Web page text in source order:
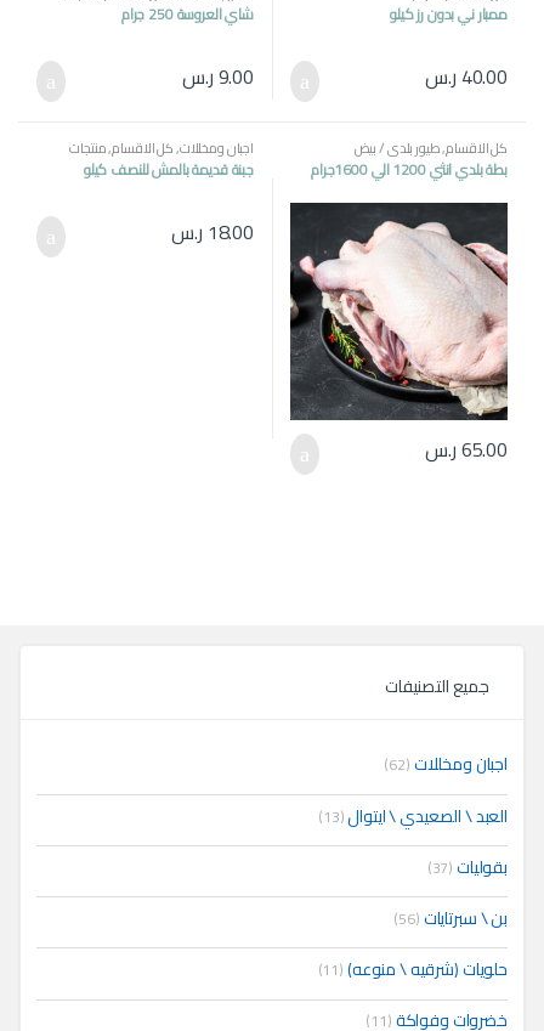
ممبار ني بدون رز كيلو
40.00 ر.س
مصرية
شاي العروسة 250 جرام
9.00ر.س
كل الاقسام,طيور بلدي / بيض
بطة بلدي انثي 1200 الي 1600جرام
65.00ر.س
اجبان ومخللات,كل الاقسام,منتجات
مصرية
جبنة قديمة بالمش للنصف كيلو
18.00 ر.س
جميع التصنيفات
اجبان ومخللات(62)
العبد \ الصعيدي \ ايتوال(13)
بقوليات(37)
بن \ سبرتايات(56)
حلويات (شرقيه \ منوعه)(11)
خضروات وفواكة(11)